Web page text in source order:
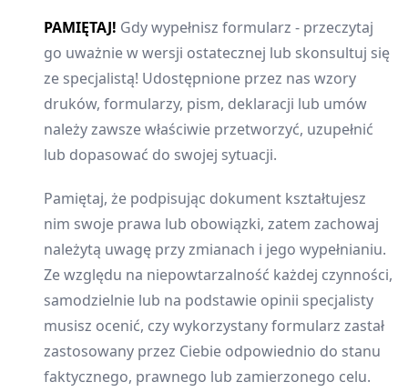
PAMIĘTAJ! Gdy wypełnisz formularz - przeczytaj
go uważnie w wersji ostatecznej lub skonsultuj się
ze specjalistą! Udostępnione przez nas wzory
druków, formularzy, pism, deklaracji lub umów
należy zawsze właściwie przetworzyć, uzupełnić
lub dopasować do swojej sytuacji.
Pamiętaj, że podpisując dokument kształtujesz
nim swoje prawa lub obowiązki, zatem zachowaj
należytą uwagę przy zmianach i jego wypełnianiu.
Ze względu na niepowtarzalność każdej czynności,
samodzielnie lub na podstawie opinii specjalisty
musisz ocenić, czy wykorzystany formularz zastał
zastosowany przez Ciebie odpowiednio do stanu
faktycznego, prawnego lub zamierzonego celu.